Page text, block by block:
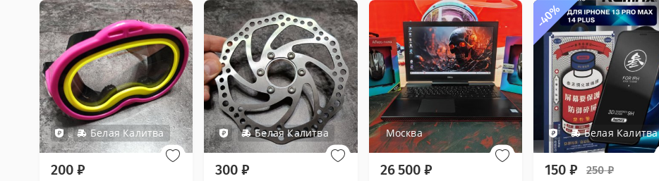
Белая Калитва
200 ₽
Белая Калитва
300 ₽
Москва
26 500 ₽
-40%
Белая Калитва
150 ₽ 250 ₽